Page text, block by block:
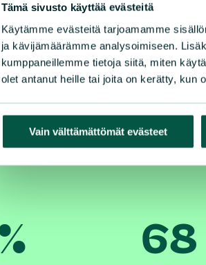
Tämä sivusto käyttää evästeitä
Käytämme evästeitä tarjoamamme
ja kävijämäärämme analysoimiseen.
kumppaneillemme tietoja siitä, miten
olet antanut heille tai joita on kerätty, kun
Vain välttämättömät evästeet
merkitys
68